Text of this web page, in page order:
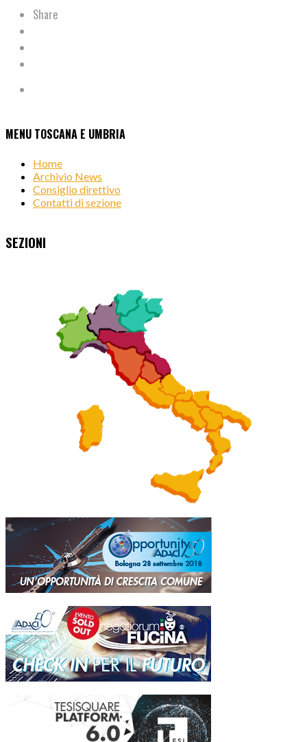
Share
MENU TOSCANA E UMBRIA
Home
Archivio News
Consiglio direttivo
Contatti di sezione
SEZIONI